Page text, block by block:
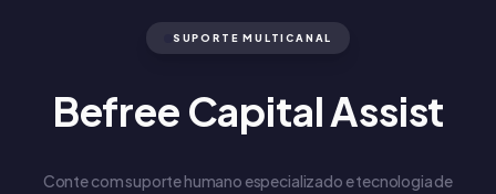
SUPORTE MULTICANAL
Befree Capital Assist
Conte com suporte humano especializado e tecnologia de